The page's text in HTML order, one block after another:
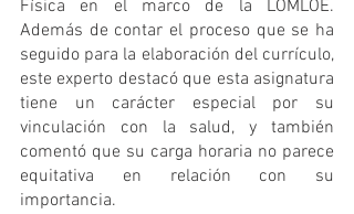
Física en el marco de la LOMLOE.
Además de contar el proceso que se ha
seguido para la elaboración del currículo,
este experto destacó que esta asignatura
tiene un carácter especial por su
vinculación con la salud, y también
comentó que su carga horaria no parece
equitativa en relación con su
importancia.